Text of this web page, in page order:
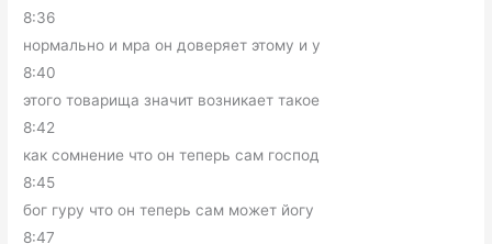
8:36
нормально и мра он доверяет этому и у
8:40
этого товарища значит возникает такое
8:42
как сомнение что он теперь сам господ
8:45
бог гуру что он теперь сам может йогу
8:47